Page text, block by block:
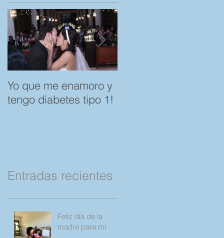
Yo que me enamoro y
tengo diabetes tipo 1!
Entradas recientes
Feliz día de la
madre para mí